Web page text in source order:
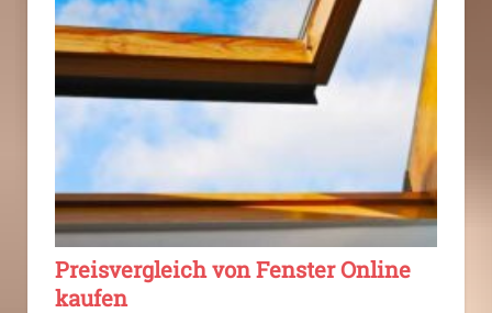
Preisvergleich von Fenster Online
kaufen